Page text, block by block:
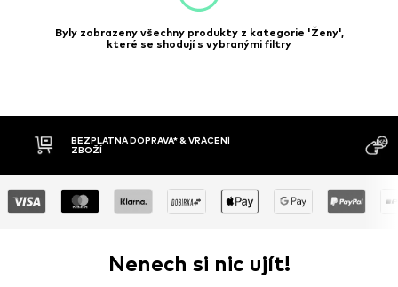
Byly zobrazeny všechny produkty z kategorie 'Ženy',
které se shodují s vybranými filtry
BEZPLATNÁ DOPRAVA* & VRÁCENÍ
ZBOŽÍ
Nenech si nic ujít!